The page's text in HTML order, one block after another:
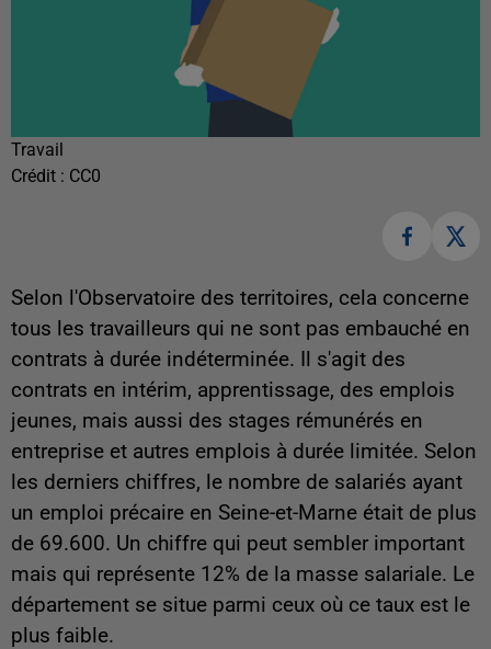
Travail
Crédit : CC0
Selon l'Observatoire des territoires, cela concerne
tous les travailleurs qui ne sont pas embauché en
contrats à durée indéterminée. Il s'agit des
contrats en intérim, apprentissage, des emplois
jeunes, mais aussi des stages rémunérés en
entreprise et autres emplois à durée limitée. Selon
les derniers chiffres, le nombre de salariés ayant
un emploi précaire en Seine-et-Marne était de plus
de 69.600. Un chiffre qui peut sembler important
mais qui représente 12% de la masse salariale. Le
département se situe parmi ceux où ce taux est le
plus faible.